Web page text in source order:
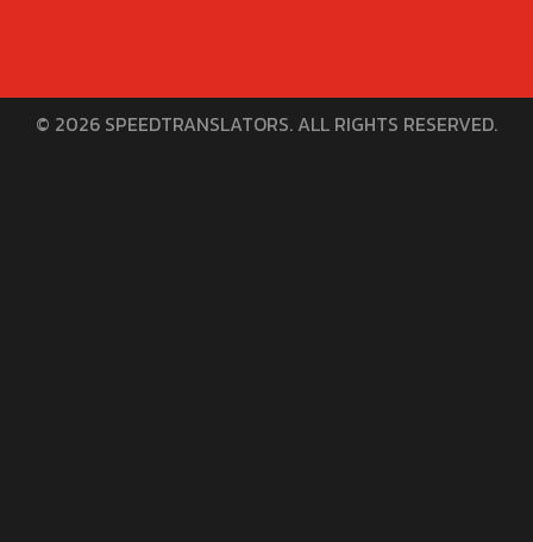
© 2026 SPEEDTRANSLATORS. ALL RIGHTS RESERVED.